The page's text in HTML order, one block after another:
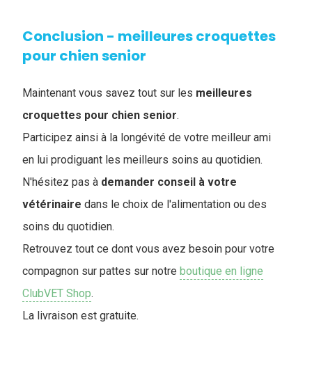
Conclusion - meilleures croquettes
pour chien senior
Maintenant vous savez tout sur les meilleures
croquettes pour chien senior.
Participez ainsi à la longévité de votre meilleur ami
en lui prodiguant les meilleurs soins au quotidien.
N'hésitez pas à demander conseil à votre
vétérinaire dans le choix de l'alimentation ou des
soins du quotidien.
Retrouvez tout ce dont vous avez besoin pour votre
compagnon sur pattes sur notre boutique en ligne
ClubVET Shop.
La livraison est gratuite.